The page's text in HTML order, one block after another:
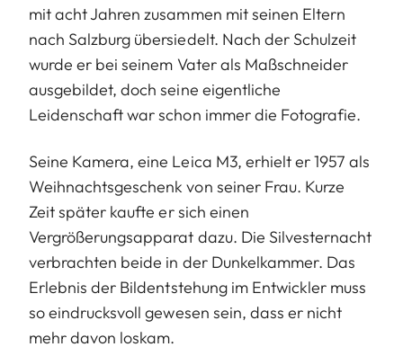
mit acht Jahren zusammen mit seinen Eltern
nach Salzburg übersiedelt. Nach der Schulzeit
wurde er bei seinem Vater als Maßschneider
ausgebildet, doch seine eigentliche
Leidenschaft war schon immer die Fotografie.
Seine Kamera, eine Leica M3, erhielt er 1957 als
Weihnachtsgeschenk von seiner Frau. Kurze
Zeit später kaufte er sich einen
Vergrößerungsapparat dazu. Die Silvesternacht
verbrachten beide in der Dunkelkammer. Das
Erlebnis der Bildentstehung im Entwickler muss
so eindrucksvoll gewesen sein, dass er nicht
mehr davon loskam.